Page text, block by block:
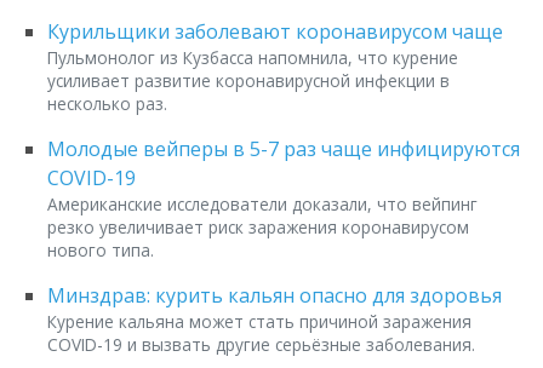
Курильщики заболевают коронавирусом чаще
Пульмонолог из Кузбасса напомнила, что курение
усиливает развитие коронавирусной инфекции в
несколько раз.
Молодые вейперы в 5-7 раз чаще инфицируются
COVID-19
Американские исследователи доказали, что вейпинг
резко увеличивает риск заражения коронавирусом
нового типа.
Минздрав: курить кальян опасно для здоровья
Курение кальяна может стать причиной заражения
COVID-19 и вызвать другие серьёзные заболевания.